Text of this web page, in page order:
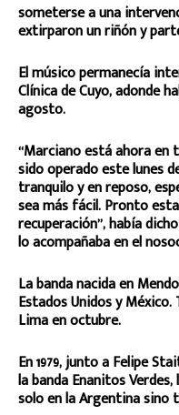
someterse a una
extirparon un riñón y
El músico permanecía
Clínica de Cuyo, adonde
agosto.
“Marciano está ahora en
sido operado este lunes
tranquilo y en reposo,
sea más fácil. Pronto
recuperación”, había
lo acompañaba en el
La banda nacida en
Estados Unidos y
Lima en octubre.
En 1979, junto a Felipe
la banda Enanitos
solo en la Argentina sino